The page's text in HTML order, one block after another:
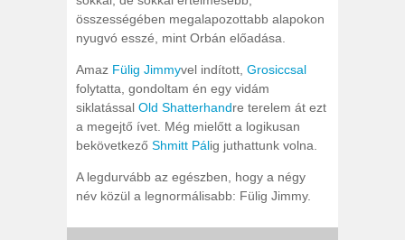
összességében megalapozottabb alapokon
nyugvó esszé, mint Orbán előadása.
Amaz Fülig Jimmyvel indított, Grosiccsal
folytatta, gondoltam én egy vidám
siklatással Old Shatterhandre terelem át ezt
a megejtő ívet. Még mielőtt a logikusan
bekövetkező Shmitt Pálig juthattunk volna.
A legdurvább az egészben, hogy a négy
név közül a legnormálisabb: Fülig Jimmy.